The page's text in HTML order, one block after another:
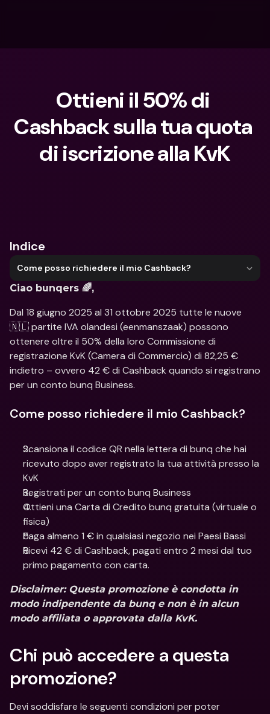
Ottieni il 50% di
Cashback sulla tua quota
di iscrizione alla KvK
Indice
Come posso richiedere il mio Cashback?
Ciao bunqers 🌈,
Dal 18 giugno 2025 al 31 ottobre 2025 tutte le nuove
🇳🇱 partite IVA olandesi (eenmanszaak) possono
ottenere oltre il 50% della loro Commissione di
registrazione KvK (Camera di Commercio) di 82,25 €
indietro – ovvero 42 € di Cashback quando si registrano
per un conto bunq Business.
Come posso richiedere il mio Cashback?
Scansiona il codice QR nella lettera di bunq che hai
ricevuto dopo aver registrato la tua attività presso la
KvK
Registrati per un conto bunq Business
Ottieni una Carta di Credito bunq gratuita (virtuale o
fisica)
Paga almeno 1 € in qualsiasi negozio nei Paesi Bassi
Ricevi 42 € di Cashback, pagati entro 2 mesi dal tuo
primo pagamento con carta.
Disclaimer: Questa promozione è condotta in
modo indipendente da bunq e non è in alcun
modo affiliata o approvata dalla KvK.
Chi può accedere a questa
promozione?
Devi soddisfare le seguenti condizioni per poter